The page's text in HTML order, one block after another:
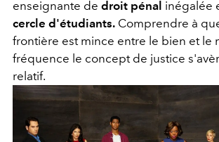
enseignante de droit pénal inégalée
cercle d'étudiants. Comprendre à
frontière est mince entre le bien et le
fréquence le concept de justice
relatif.